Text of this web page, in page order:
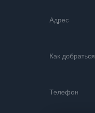
Адрес
Как добраться
Телефон